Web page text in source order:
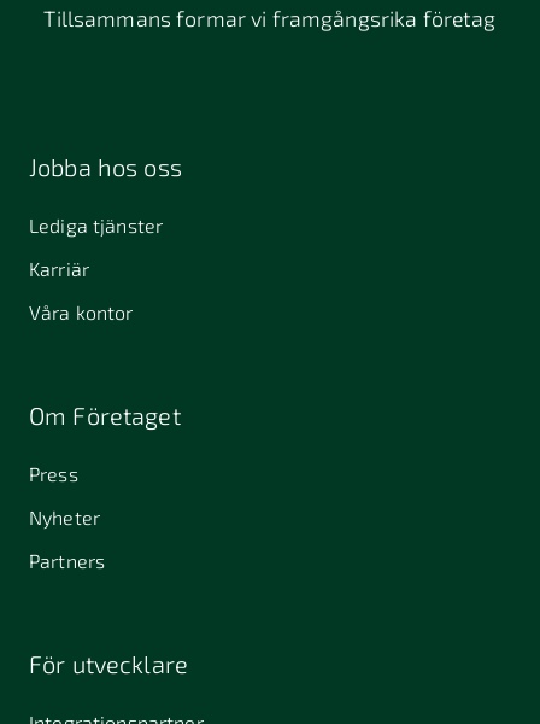
Tillsammans formar vi framgångsrika företag
Jobba hos oss
Lediga tjänster
Karriär
Våra kontor
Om Företaget
Press
Nyheter
Partners
För utvecklare